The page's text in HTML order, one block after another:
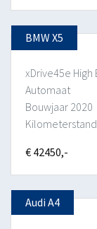
BMW X5
xDrive45e
Automaat
Bouwjaar 2020
€ 42450,-
Audi A4